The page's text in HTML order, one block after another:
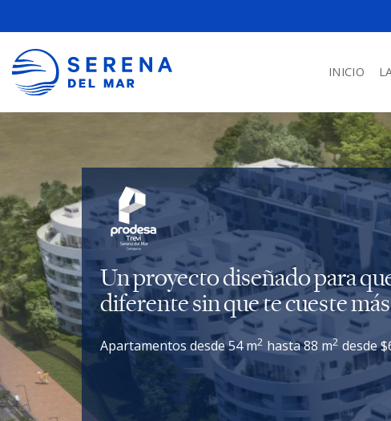
INICIO
Un proyecto diseñado para
diferente sin que te cueste
Apartamentos desde 54 m2 hasta 88 m2 desde